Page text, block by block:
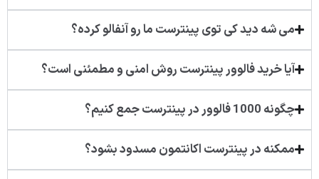
می شه دید کی توی پینترست ما رو آنفالو کرده؟
آیا خرید فالوور پینترست روش امنی و مطمئنی است؟
چگونه 1000 فالوور در پینترست جمع کنیم؟
ممکنه در پینترست اکانتمون مسدود بشود؟